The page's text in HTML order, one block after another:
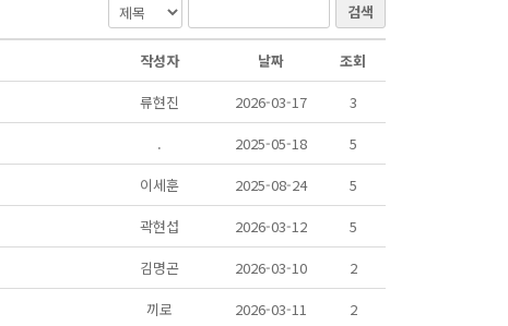
검색
작성자 날짜
조회
류현진 2026-03-17
3
. 2025-05-18
5
이세훈 2025-08-24
5
곽현섭 2026-03-12
5
김명곤 2026-03-10
2
끼로 2026-03-11
2